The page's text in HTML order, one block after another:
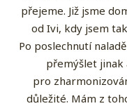
přejeme. Již jsme
od Ivi, kdy jsem
Po poslechnutí
přemýšlet jinak
pro
důležité. Mám z